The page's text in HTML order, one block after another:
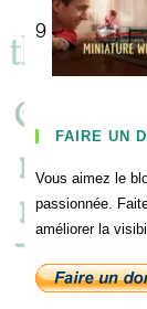
9
FAIRE UN
Vous aimez le
passionnée.
améliorer la